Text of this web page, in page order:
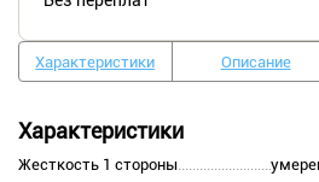
Характеристики Описание
Характеристики
Жесткость 1 стороны